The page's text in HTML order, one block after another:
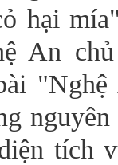
hại
An
"Nghệ
nguyên
tích